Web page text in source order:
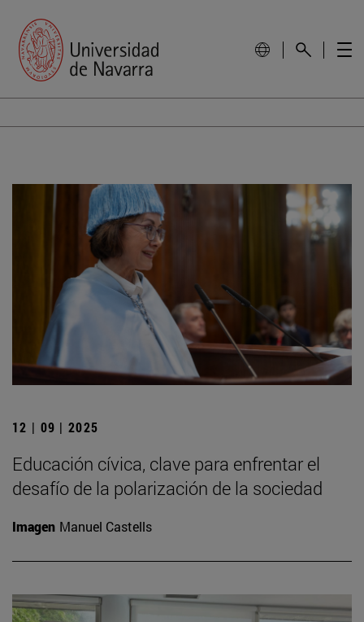
12 | 09 | 2025
Educación cívica, clave para enfrentar el
desafío de la polarización de la sociedad
Imagen Manuel Castells